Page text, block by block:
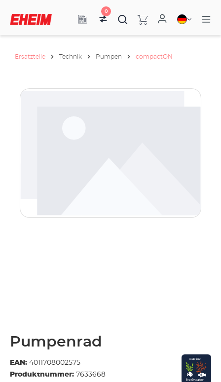
0
Ersatzteile Technik Pumpen compactON
Pumpenrad
EAN: 4011708002575
Produktnummer: 7633668